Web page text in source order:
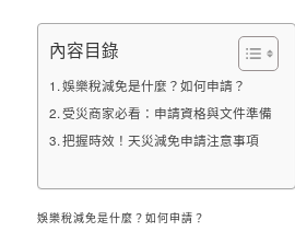
內容目錄
娛樂稅減免是什麼？如何申請？
受災商家必看：申請資格與文件準備
把握時效！天災減免申請注意事項
娛樂稅減免是什麼？如何申請？